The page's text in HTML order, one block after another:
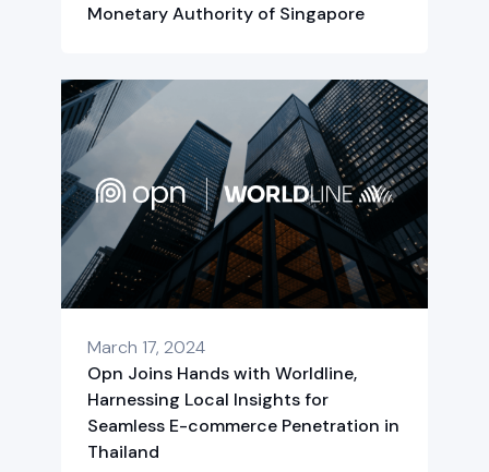
Monetary Authority of Singapore
March 17, 2024
Opn Joins Hands with Worldline,
Harnessing Local Insights for
Seamless E-commerce Penetration in
Thailand